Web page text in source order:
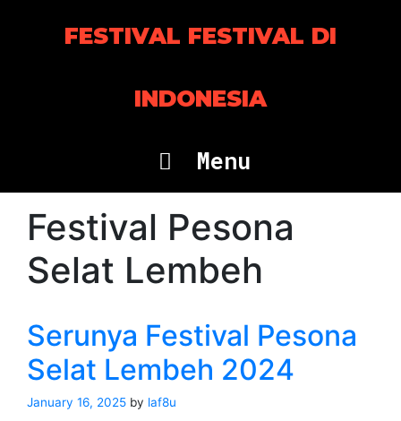
FESTIVAL FESTIVAL DI
INDONESIA
Menu
Festival Pesona
Selat Lembeh
Serunya Festival Pesona
Selat Lembeh 2024
January 16, 2025 by laf8u